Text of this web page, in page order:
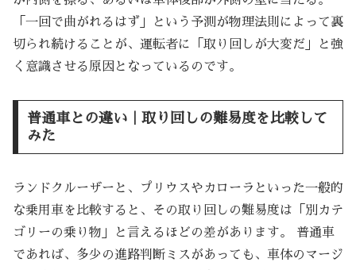
「一回で曲がれるはず」という予測が物理法則によって裏
切られ続けることが、運転者に「取り回しが大変だ」と強
く意識させる原因となっているのです。
普通車との違い｜取り回しの難易度を比較して
みた
ランドクルーザーと、プリウスやカローラといった一般的
な乗用車を比較すると、その取り回しの難易度は「別カテ
ゴリーの乗り物」と言えるほどの差があります。 普通車
であれば、多少の進路判断ミスがあっても、車体のマージ